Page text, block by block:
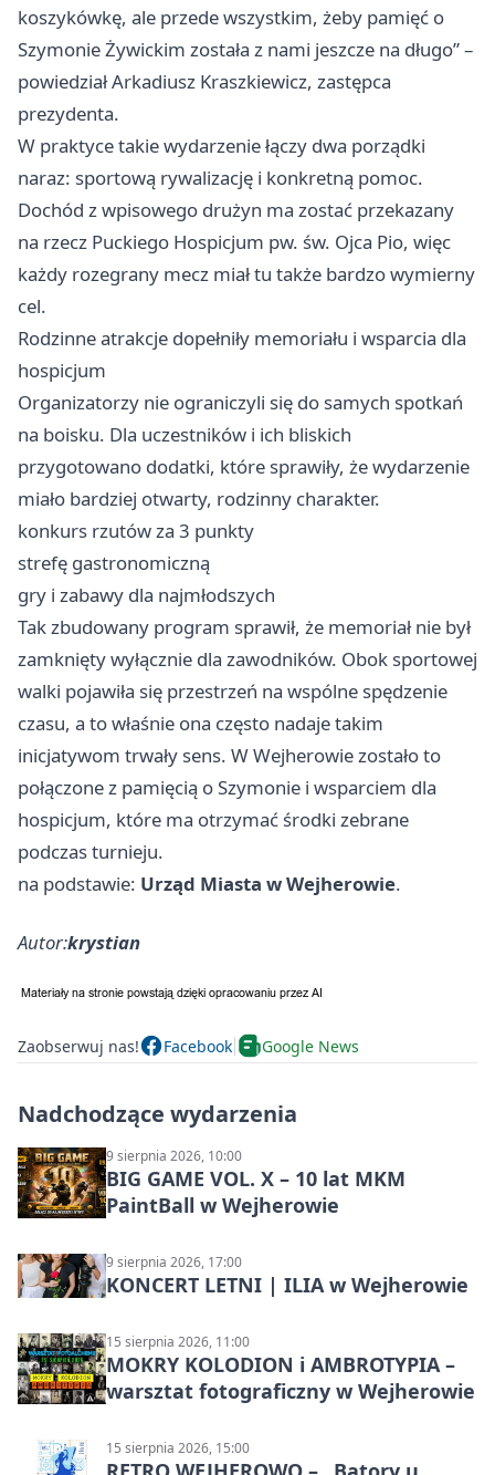
koszykówkę, ale przede wszystkim, żeby pamięć o
Szymonie Żywickim została z nami jeszcze na długo” –
powiedział Arkadiusz Kraszkiewicz, zastępca
prezydenta.
W praktyce takie wydarzenie łączy dwa porządki
naraz: sportową rywalizację i konkretną pomoc.
Dochód z wpisowego drużyn ma zostać przekazany
na rzecz Puckiego Hospicjum pw. św. Ojca Pio, więc
każdy rozegrany mecz miał tu także bardzo wymierny
cel.
Rodzinne atrakcje dopełniły memoriału i wsparcia dla
hospicjum
Organizatorzy nie ograniczyli się do samych spotkań
na boisku. Dla uczestników i ich bliskich
przygotowano dodatki, które sprawiły, że wydarzenie
miało bardziej otwarty, rodzinny charakter.
konkurs rzutów za 3 punkty
strefę gastronomiczną
gry i zabawy dla najmłodszych
Tak zbudowany program sprawił, że memoriał nie był
zamknięty wyłącznie dla zawodników. Obok sportowej
walki pojawiła się przestrzeń na wspólne spędzenie
czasu, a to właśnie ona często nadaje takim
inicjatywom trwały sens. W Wejherowie zostało to
połączone z pamięcią o Szymonie i wsparciem dla
hospicjum, które ma otrzymać środki zebrane
podczas turnieju.
na podstawie: Urząd Miasta w Wejherowie.
Autor:krystian
Zaobserwuj nas! Facebook Google News
Nadchodzące wydarzenia
9 sierpnia 2026, 10:00
BIG GAME VOL. X – 10 lat MKM
PaintBall w Wejherowie
9 sierpnia 2026, 17:00
KONCERT LETNI | ILIA w Wejherowie
15 sierpnia 2026, 11:00
MOKRY KOLODION i AMBROTYPIA –
warsztat fotograficzny w Wejherowie
15 sierpnia 2026, 15:00